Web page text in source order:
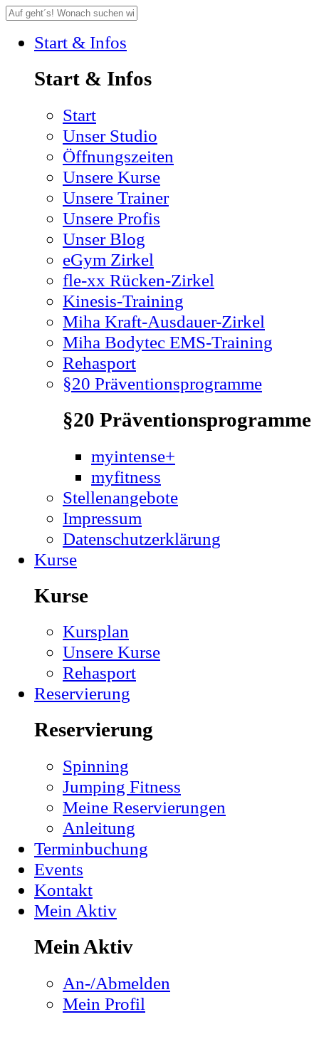
Start & Infos
Start & Infos
Start
Unser Studio
Öffnungszeiten
Unsere Kurse
Unsere Trainer
Unsere Profis
Unser Blog
eGym Zirkel
fle-xx Rücken-Zirkel
Kinesis-Training
Miha Kraft-Ausdauer-Zirkel
Miha Bodytec EMS-Training
Rehasport
§20 Präventionsprogramme
§20 Präventionsprogramme
myintense+
myfitness
Stellenangebote
Impressum
Datenschutzerklärung
Kurse
Kurse
Kursplan
Unsere Kurse
Rehasport
Reservierung
Reservierung
Spinning
Jumping Fitness
Meine Reservierungen
Anleitung
Terminbuchung
Events
Kontakt
Mein Aktiv
Mein Aktiv
An-/Abmelden
Mein Profil